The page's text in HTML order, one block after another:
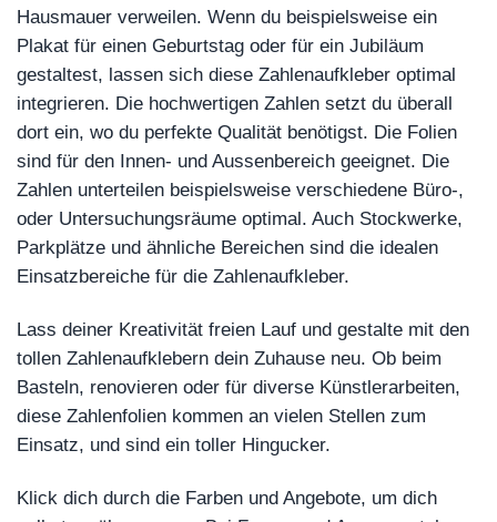
Hausmauer verweilen. Wenn du beispielsweise ein
Plakat für einen Geburtstag oder für ein Jubiläum
gestaltest, lassen sich diese Zahlenaufkleber optimal
integrieren. Die hochwertigen Zahlen setzt du überall
dort ein, wo du perfekte Qualität benötigst. Die Folien
sind für den Innen- und Aussenbereich geeignet. Die
Zahlen unterteilen beispielsweise verschiedene Büro-,
oder Untersuchungsräume optimal. Auch Stockwerke,
Parkplätze und ähnliche Bereichen sind die idealen
Einsatzbereiche für die Zahlenaufkleber.
Lass deiner Kreativität freien Lauf und gestalte mit den
tollen Zahlenaufklebern dein Zuhause neu. Ob beim
Basteln, renovieren oder für diverse Künstlerarbeiten,
diese Zahlenfolien kommen an vielen Stellen zum
Einsatz, und sind ein toller Hingucker.
Klick dich durch die Farben und Angebote, um dich